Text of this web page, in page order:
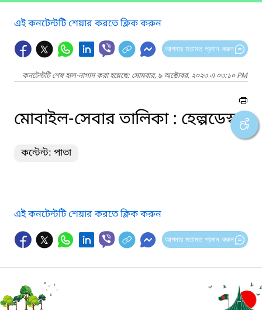
এই কনটেন্টটি শেয়ার করতে ক্লিক করুন
আপনার মতামত প্রদান করুন
কনটেন্টটি শেষ হাল-নাগাদ করা হয়েছে: সোমবার, ৯ অক্টোবর, ২০২৩ এ ০৩:১০ PM
মোবাইল-সেবার তালিকা : হেল্পডেস্ক
কন্টেন্ট: পাতা
এই কনটেন্টটি শেয়ার করতে ক্লিক করুন
আপনার মতামত প্রদান করুন